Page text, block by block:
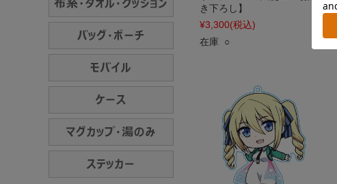
き下ろし】
¥3,300(税込)
在庫 ○